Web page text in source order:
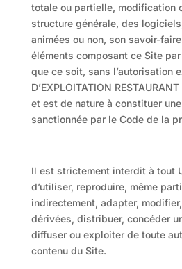
totale ou partielle, modification
structure générale, des
animées ou non, son savoir-
éléments composant ce Site
que ce soit, sans l’autorisation
D’EXPLOITATION
et est de nature à constituer
sanctionnée par le Code de la
Il est strictement interdit à tout
d’utiliser, reproduire, même
indirectement, adapter,
dérivées, distribuer, concéder
diffuser ou exploiter de toute
contenu du Site.